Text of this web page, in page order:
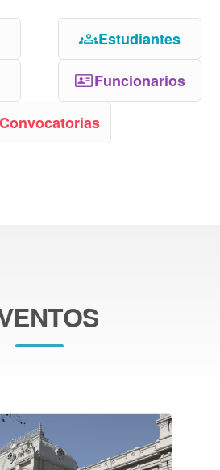
Estudiantes
Funcionarios
Convocatorias